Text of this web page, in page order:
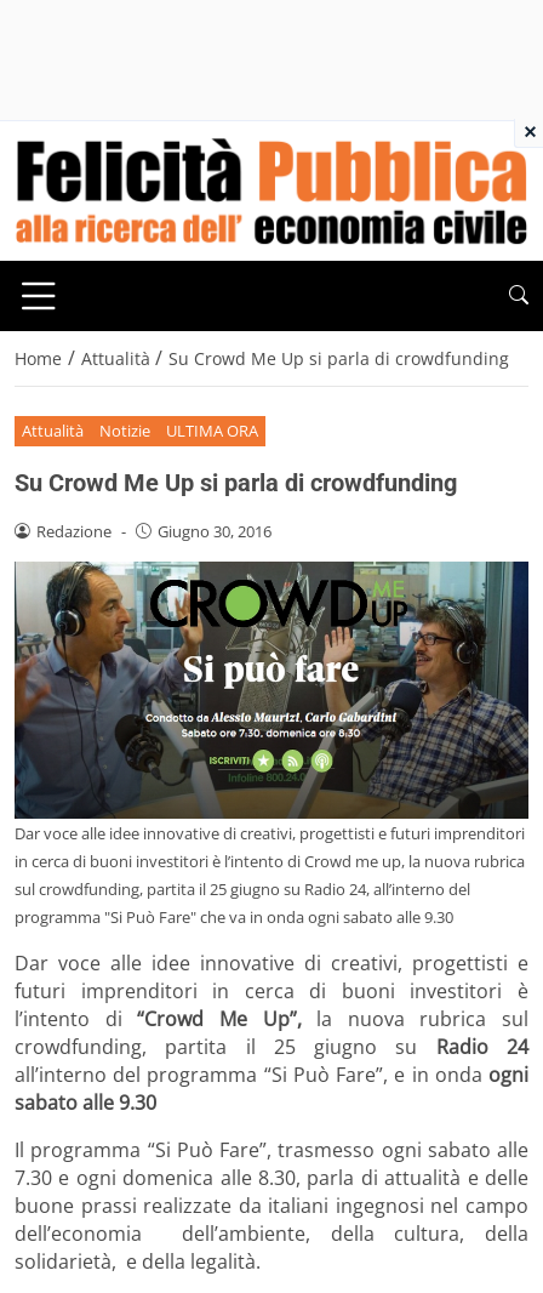
Home / Attualità / Su Crowd Me Up si parla di crowdfunding
Attualità Notizie ULTIMA ORA
Su Crowd Me Up si parla di crowdfunding
Redazione - Giugno 30, 2016
Dar voce alle idee innovative di creativi, progettisti e futuri imprenditori
in cerca di buoni investitori è l’intento di Crowd me up, la nuova rubrica
sul crowdfunding, partita il 25 giugno su Radio 24, all’interno del
programma "Si Può Fare" che va in onda ogni sabato alle 9.30
Dar voce alle idee innovative di creativi, progettisti e
futuri imprenditori in cerca di buoni investitori è
l’intento di “Crowd Me Up”,
la nuova rubrica sul
crowdfunding, partita il 25 giugno su Radio 24
all’interno del programma “Si Può Fare”, e in onda ogni
sabato alle 9.30
Il programma “Si Può Fare”, trasmesso ogni sabato alle
7.30 e ogni domenica alle 8.30, parla di attualità e delle
buone prassi realizzate da italiani ingegnosi nel campo
dell’economia dell’ambiente, della cultura, della
solidarietà, e della legalità.
×